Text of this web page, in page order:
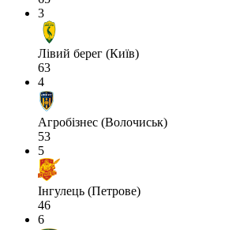
3
Лівий берег (Київ)
63
4
Агробізнес (Волочиськ)
53
5
Інгулець (Петрове)
46
6